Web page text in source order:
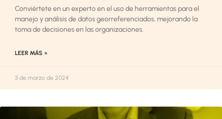
Conviértete en un experto en el uso de herramientas para el
manejo y análisis de datos georreferenciados, mejorando la
toma de decisiones en las organizaciones.
LEER MÁS »
3 de marzo de 2024